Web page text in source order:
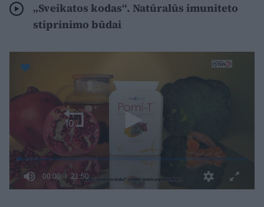
„Sveikatos kodas“. Natūralūs imuniteto
stiprinimo būdai